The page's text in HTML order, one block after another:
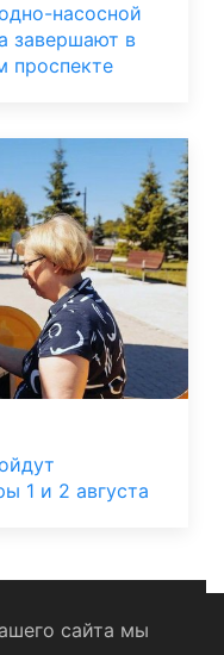
насосной
завершают в
проспекте
1 и 2 августа
сайта мы